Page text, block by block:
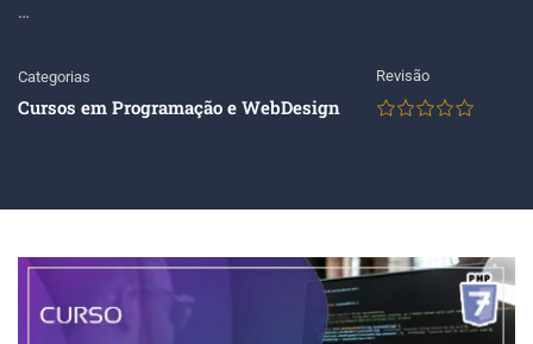
…
Categorias
Cursos em Programação e WebDesign
Revisão